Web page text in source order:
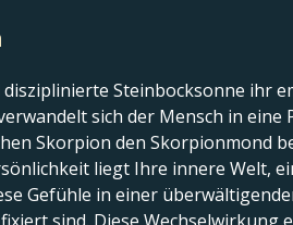
Steinbocksonne ihr
sich der Mensch in
Skorpion den
liegt Ihre innere Welt,
Gefühle in einer